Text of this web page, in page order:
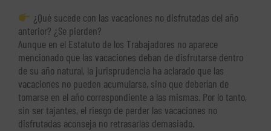
¿Qué sucede con las vacaciones no disfrutadas del año
anterior? ¿Se pierden?
Aunque en el Estatuto de los Trabajadores no aparece
mencionado que las vacaciones deban de disfrutarse dentro
de su año natural, la jurisprudencia ha aclarado que las
vacaciones no pueden acumularse, sino que deberían de
tomarse en el año correspondiente a las mismas. Por lo tanto,
sin ser tajantes, el riesgo de perder las vacaciones no
disfrutadas aconseja no retrasarlas demasiado.